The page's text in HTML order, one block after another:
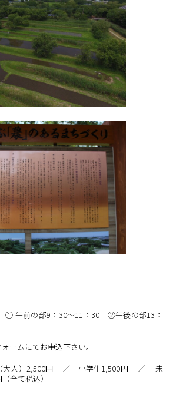
① 午前の部9：30～11：30 ②午後の部13：
ームにてお申込下さい。
大人）2,500円 ／ 小学生1,500円 ／ 未
全て税込）